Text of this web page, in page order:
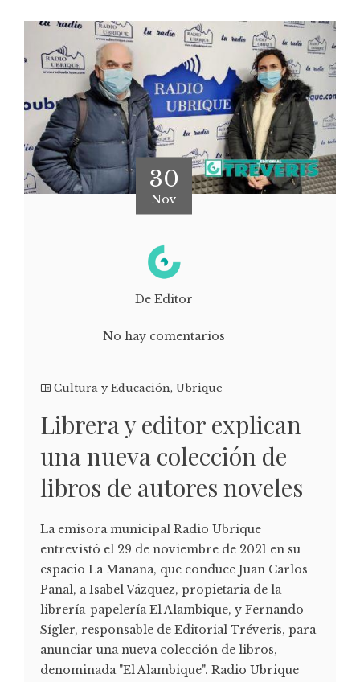
30
Nov
De Editor
No hay comentarios
Cultura y Educación, Ubrique
Librera y editor explican
una nueva colección de
libros de autores noveles
La emisora municipal Radio Ubrique
entrevistó el 29 de noviembre de 2021 en su
espacio La Mañana, que conduce Juan Carlos
Panal, a Isabel Vázquez, propietaria de la
librería-papelería El Alambique, y Fernando
Sígler, responsable de Editorial Tréveris, para
anunciar una nueva colección de libros,
denominada "El Alambique". Radio Ubrique